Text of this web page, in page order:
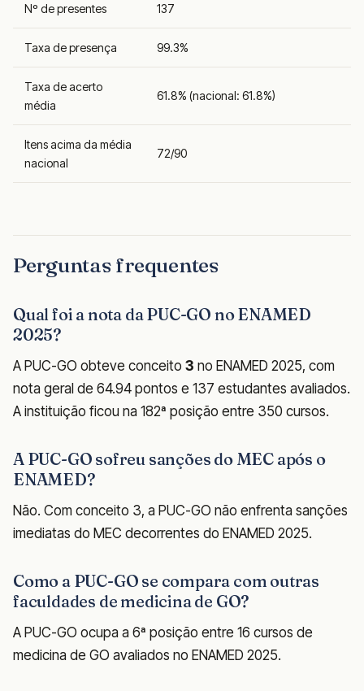
Nº de presentes 137
Taxa de presença 99.3%
Taxa de acerto
média
61.8% (nacional: 61.8%)
Itens acima da média
nacional
72/90
Perguntas frequentes
Qual foi a nota da PUC-GO no ENAMED
2025?
A PUC-GO obteve conceito 3 no ENAMED 2025, com
nota geral de 64.94 pontos e 137 estudantes avaliados.
A instituição ficou na 182ª posição entre 350 cursos.
A PUC-GO sofreu sanções do MEC após o
ENAMED?
Não. Com conceito 3, a PUC-GO não enfrenta sanções
imediatas do MEC decorrentes do ENAMED 2025.
Como a PUC-GO se compara com outras
faculdades de medicina de GO?
A PUC-GO ocupa a 6ª posição entre 16 cursos de
medicina de GO avaliados no ENAMED 2025.